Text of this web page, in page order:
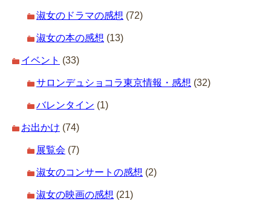
淑女のドラマの感想 (72)
淑女の本の感想 (13)
イベント (33)
サロンデュショコラ東京情報・感想 (32)
バレンタイン (1)
お出かけ (74)
展覧会 (7)
淑女のコンサートの感想 (2)
淑女の映画の感想 (21)